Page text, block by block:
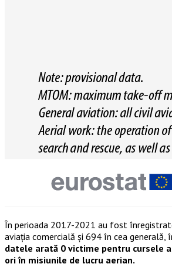
În perioada 2017-2021 au fost
aviația comercială și 694 în cea generală,
datele arată 0 victime pentru cursele
ori în misiunile de lucru aerian.